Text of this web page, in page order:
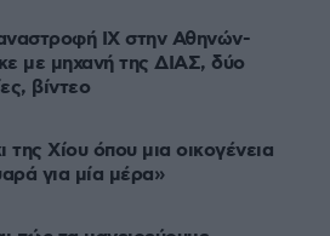
ΙΧ στην Αθηνών-
με μηχανή της ΔΙΑΣ, δύο
βίντεο
της Χίου όπου μια οικογένεια
για μία μέρα»